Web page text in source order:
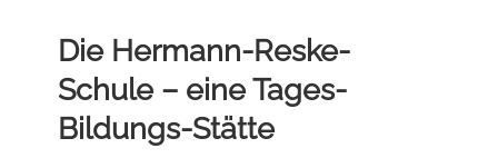
Die Hermann-Reske-
Schule – eine Tages-
Bildungs-Stätte